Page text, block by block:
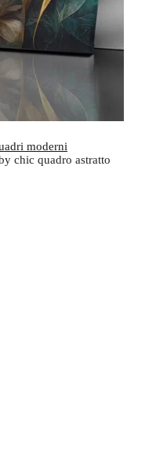
moderni
chic quadro astratto